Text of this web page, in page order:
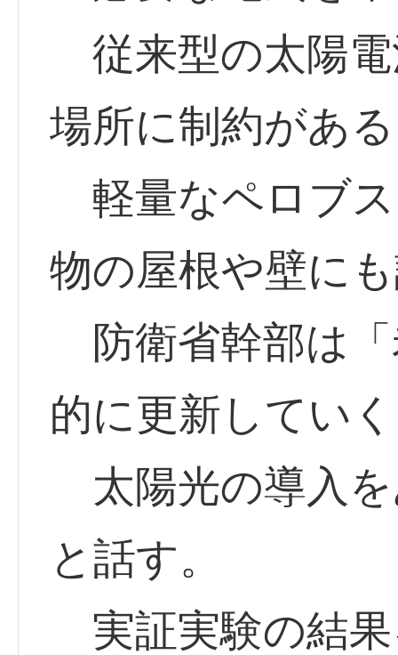
従来型の太陽
場所に制約があ
軽量なペロブ
物の屋根や壁に
防衛省幹部は「
的に更新してい
太陽光の導入
と話す。
実証実験の結